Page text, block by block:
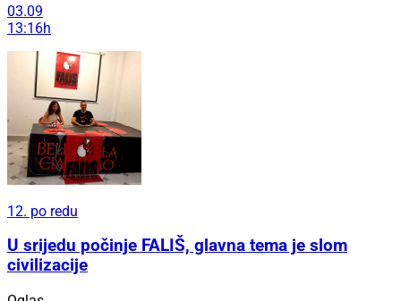
03.09
13:16h
12. po redu
U srijedu počinje FALIŠ, glavna tema je slom
civilizacije